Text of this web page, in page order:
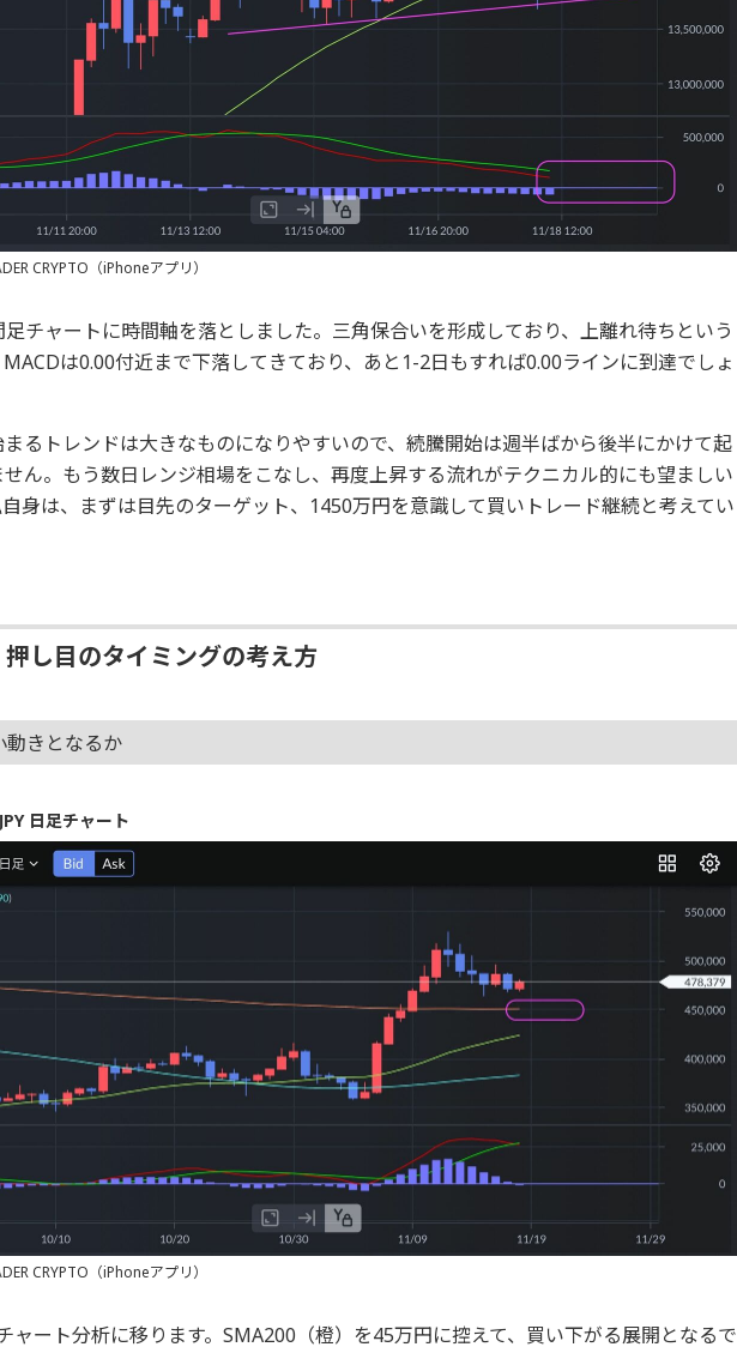
CRYPTO（iPhoneアプリ）
足チャートに時間軸を落としました。三角保合いを形成しており、上離れ待ちという
は0.00付近まで下落してきており、あと1-2日もすれば0.00ラインに到達でしょ
まるトレンドは大きなものになりやすいので、続騰開始は週半ばから後半にかけて起
せん。もう数日レンジ相場をこなし、再度上昇する流れがテクニカル的にも望ましい
身は、まずは目先のターゲット、1450万円を意識して買いトレード継続と考えてい
押し目のタイミングの考え方
動きとなるか
日足チャート
CRYPTO（iPhoneアプリ）
ャート分析に移ります。SMA200（橙）を45万円に控えて、買い下がる展開となるで